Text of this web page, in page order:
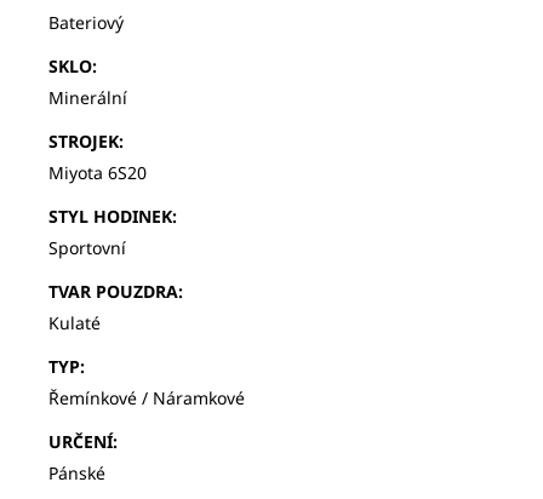
Bateriový
SKLO:
Minerální
STROJEK:
Miyota 6S20
STYL HODINEK:
Sportovní
TVAR POUZDRA:
Kulaté
TYP:
Řemínkové / Náramkové
URČENÍ:
Pánské